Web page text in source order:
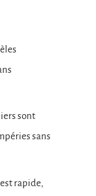
sont
sans
rapide,